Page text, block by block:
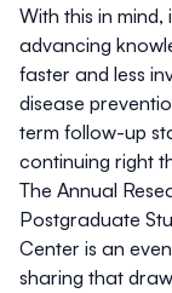
With this in mind,
advancing
faster and less
disease
term follow-up
continuing right
The Annual
Postgraduate
Center is an
sharing that